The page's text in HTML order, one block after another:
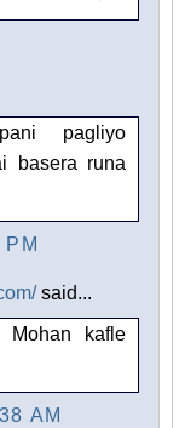
pagliyo
basera runa
said...
kafle
AM